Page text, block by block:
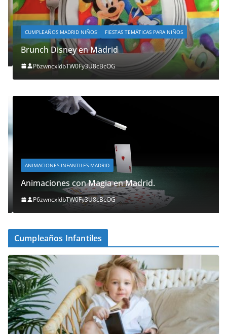
CUMPLEAÑOS MADRID NIÑOS FIESTAS TEMÁTICAS PARA NIÑOS
Brunch Disney en Madrid
P6zwncxIdbTW0Fy3U8cBcOG
ANIMACIONES INFANTILES MADRID
Animaciones con Magia en Madrid.
P6zwncxIdbTW0Fy3U8cBcOG
Cumpleaños Infantiles